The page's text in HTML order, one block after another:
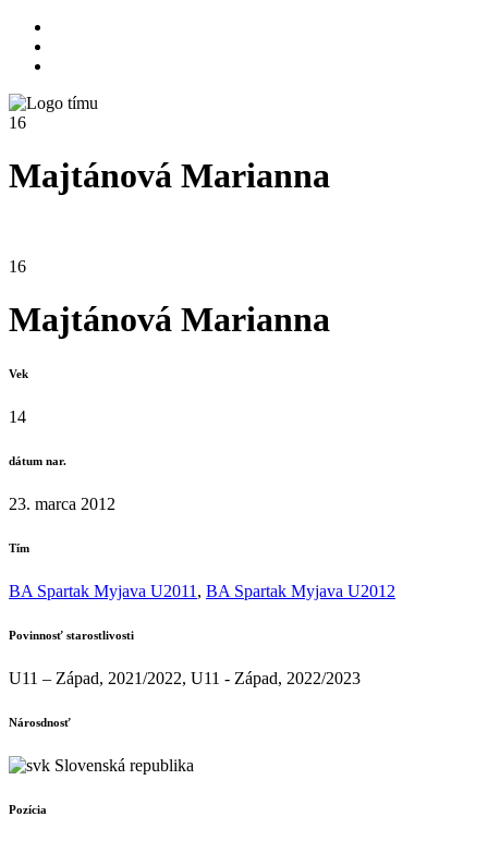
16
Majtánová Marianna
16
Majtánová Marianna
Vek
14
dátum nar.
23. marca 2012
Tím
BA Spartak Myjava U2011 , BA Spartak Myjava U2012
Povinnosť starostlivosti
U11 – Západ, 2021/2022, U11 - Západ, 2022/2023
Nárosdnosť
Slovenská republika
Pozícia